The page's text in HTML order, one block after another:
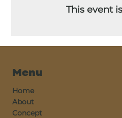
This event
Menu
Home
About
Concept